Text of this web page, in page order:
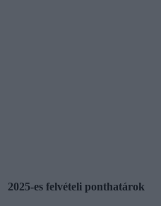
2025-es felvételi ponthatárok